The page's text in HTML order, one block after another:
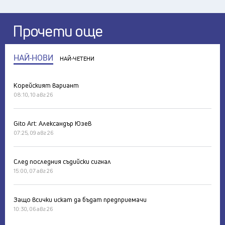
Прочети още
НАЙ-НОВИ НАЙ-ЧЕТЕНИ
Корейският вариант
08:10, 10 авг 26
Gito Art: Александър Юзев
07:25, 09 авг 26
След последния съдийски сигнал
15:00, 07 авг 26
Защо всички искат да бъдат предприемачи
10:30, 06 авг 26